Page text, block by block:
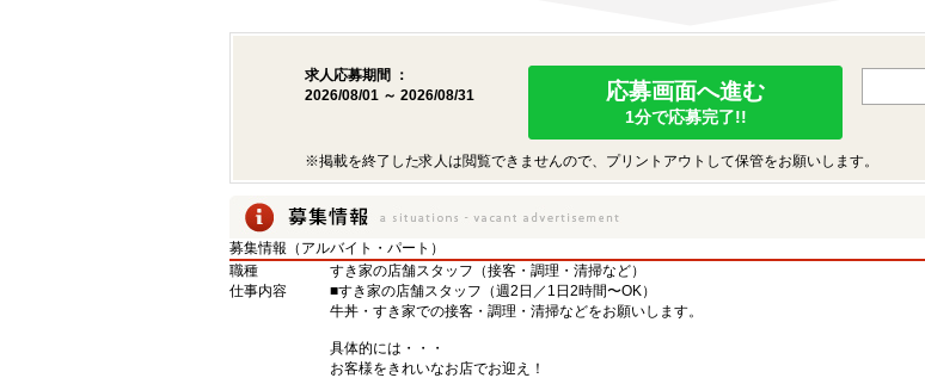
求人応募期間 ：
2026/08/01 ～ 2026/08/31
応募画面へ進む
1分で応募完了!!
※掲載を終了した求人は閲覧できませんので、プリントアウトして保管をお願いします。
募集情報（アルバイト・パート）
職種
すき家の店舗スタッフ（接客・調理・清掃など）
仕事内容
■すき家の店舗スタッフ（週2日／1日2時間〜OK）
牛丼・すき家での接客・調理・清掃などをお願いします。
具体的には・・・
お客様をきれいなお店でお迎え！